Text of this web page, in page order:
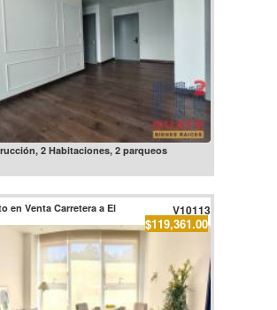
2 Habitaciones, 2 parqueos
en Venta Carretera a El
V10113
$119,361.00